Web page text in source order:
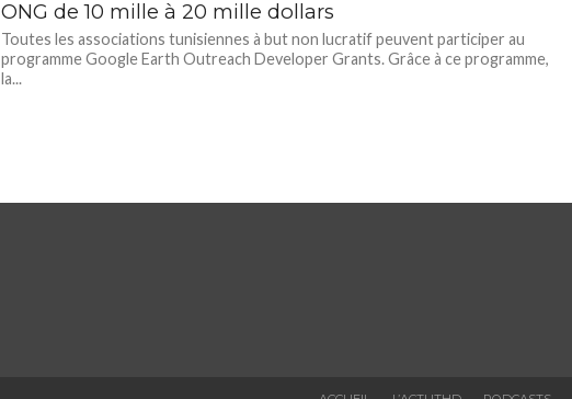
ONG de 10 mille à 20 mille dollars
Toutes les associations tunisiennes à but non lucratif peuvent participer au
programme Google Earth Outreach Developer Grants. Grâce à ce programme,
la...